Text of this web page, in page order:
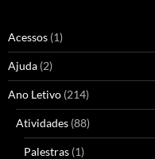
Acessos (1)
Ajuda (2)
Ano Letivo (214)
Atividades (88)
Palestras (1)